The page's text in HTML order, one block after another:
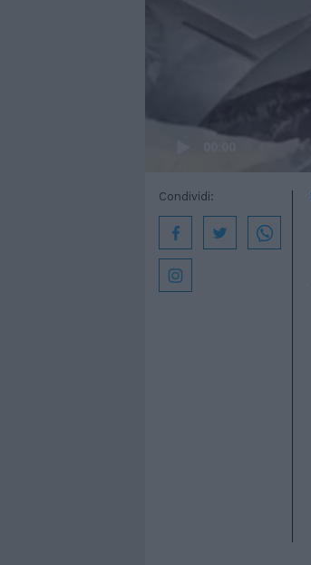
Condividi: